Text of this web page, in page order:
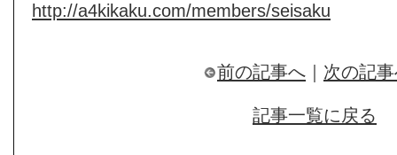
http://a4kikaku.com/members/seisaku
前の記事へ 次の記
記事一覧に戻る